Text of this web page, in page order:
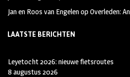
Jan en Roos van EngelenopOverleden:
LAATSTE BERICHTEN
Leyetocht 2026: nieuwe fietsroutes
8 augustus 2026